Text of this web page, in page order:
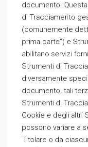
documento.
di Tracciamento
(comunemente
prima parte”) e
abilitano servizi
Strumenti di
diversamente
documento, tali
Strumenti di
Cookie e degli altri
possono variare a
Titolare o da